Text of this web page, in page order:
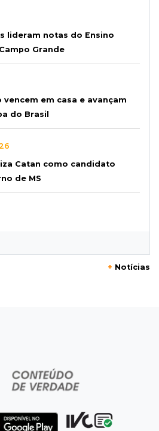
lideram notas do Ensino
Grande
vencem em casa e avançam
do Brasil
Catan como candidato
de MS
pede fim do abandono
para tratamento médico 5
homem que atropelou
+ Notícias